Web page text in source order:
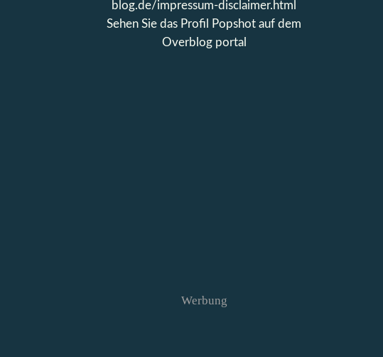
blog.de/impressum-disclaimer.html
Sehen Sie das Profil
Popshot auf dem
Overblog portal
Werbung